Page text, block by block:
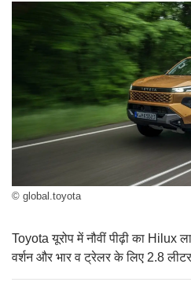
© global.toyota
Toyota यूरोप में नौवीं पीढ़ी का Hilux
वर्शन और भार व ट्रेलर के लिए 2.8